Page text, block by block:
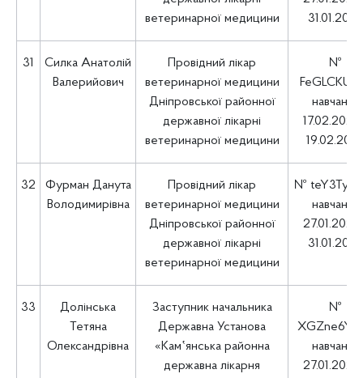
ветеринарної медицини
31.01.2025
31
Силка Анатолій
Валерийович
Провідний лікар
ветеринарної медицини
Дніпровської районної
державної лікарні
ветеринарної медицини
№
навчання
17.02.2025
32
Фурман Данута
Володимирівна
Провідний лікар
ветеринарної медицини
Дніпровської районної
державної лікарні
ветеринарної медицини
№
навчання
27.01.2025
31.01.2025
33
Долінська
Тетяна
Олександрівна
Заступник начальника
Державна Установа
«Кам‛янська районна
державна лікарня
№
навчання
27.01.2025